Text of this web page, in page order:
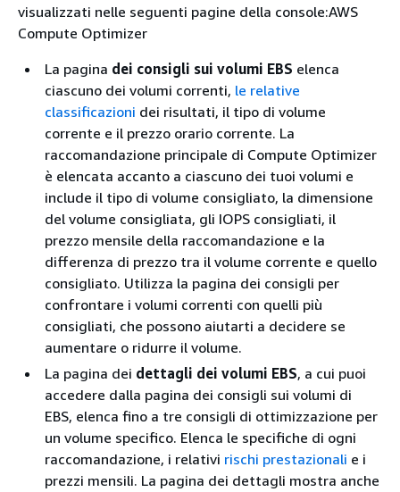
visualizzati nelle seguenti pagine della console:AWS
Compute Optimizer
La pagina dei consigli sui volumi EBS elenca
ciascuno dei volumi correnti, le relative
classificazioni dei risultati, il tipo di volume
corrente e il prezzo orario corrente. La
raccomandazione principale di Compute Optimizer
è elencata accanto a ciascuno dei tuoi volumi e
include il tipo di volume consigliato, la dimensione
del volume consigliata, gli IOPS consigliati, il
prezzo mensile della raccomandazione e la
differenza di prezzo tra il volume corrente e quello
consigliato. Utilizza la pagina dei consigli per
confrontare i volumi correnti con quelli più
consigliati, che possono aiutarti a decidere se
aumentare o ridurre il volume.
La pagina dei dettagli dei volumi EBS, a cui puoi
accedere dalla pagina dei consigli sui volumi di
EBS, elenca fino a tre consigli di ottimizzazione per
un volume specifico. Elenca le specifiche di ogni
raccomandazione, i relativi rischi prestazionali e i
prezzi mensili. La pagina dei dettagli mostra anche